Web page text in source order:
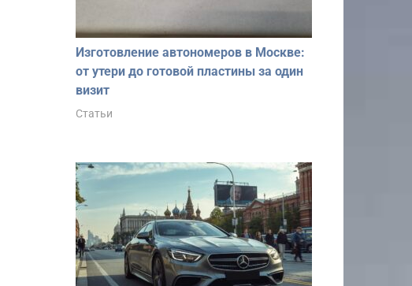
Изготовление автономеров в Москве:
от утери до готовой пластины за один
визит
Статьи